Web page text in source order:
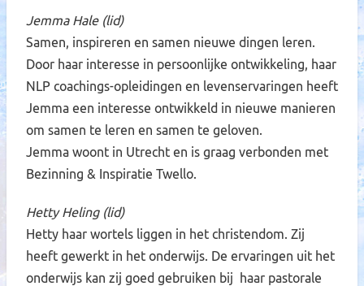
Jemma Hale (lid)
Samen, inspireren en samen nieuwe dingen leren.
Door haar interesse in persoonlijke ontwikkeling, haar
NLP coachings-opleidingen en levenservaringen heeft
Jemma een interesse ontwikkeld in nieuwe manieren
om samen te leren en samen te geloven.
Jemma woont in Utrecht en is graag verbonden met
Bezinning & Inspiratie Twello.
Hetty Heling (lid)
Hetty haar wortels liggen in het christendom. Zij
heeft gewerkt in het onderwijs. De ervaringen uit het
onderwijs kan zij goed gebruiken bij haar pastorale